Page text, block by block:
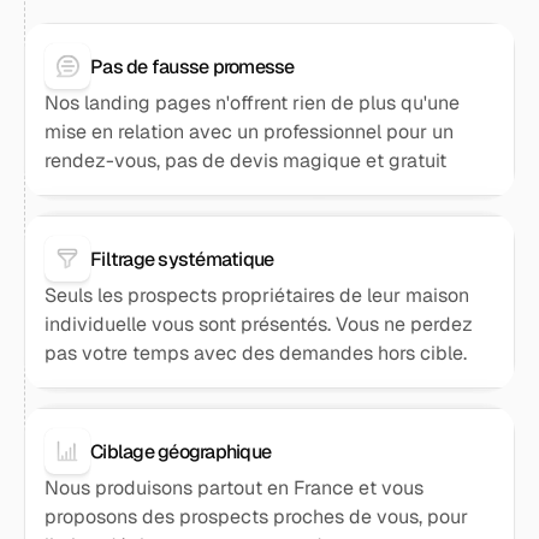
Pas de fausse promesse
Nos landing pages n'offrent rien de plus qu'une
mise en relation avec un professionnel pour un
rendez-vous, pas de devis magique et gratuit
Filtrage systématique
Seuls les prospects propriétaires de leur maison
individuelle vous sont présentés. Vous ne perdez
pas votre temps avec des demandes hors cible.
Ciblage géographique
Nous produisons partout en France et vous
proposons des prospects proches de vous, pour